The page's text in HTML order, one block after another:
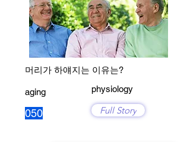
머리가 하얘지는 이유는?
aging
050
physiology
Full Story